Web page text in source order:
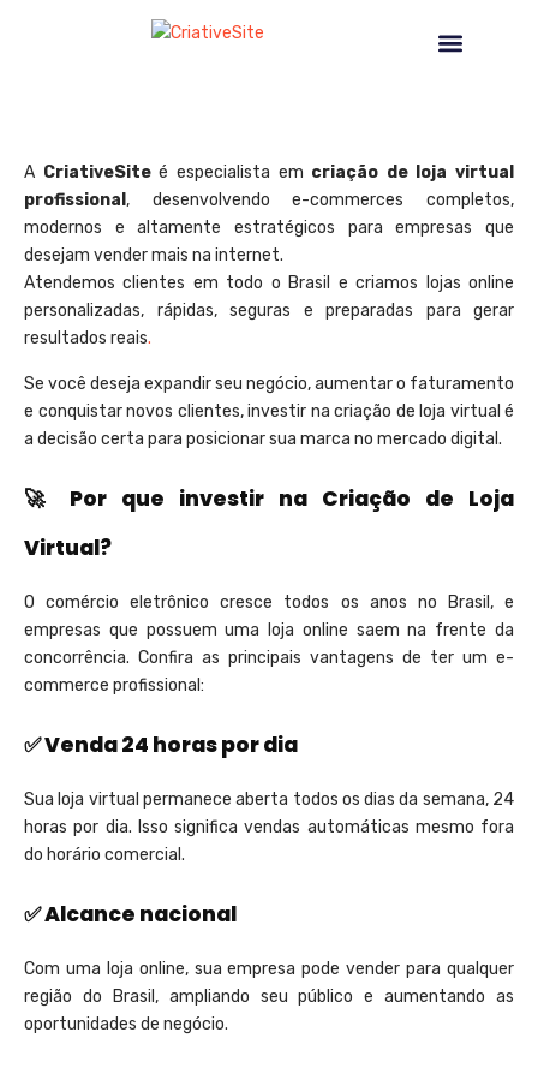
A CriativeSiteé especialista em criação de loja virtual
profissional , desenvolvendo e-commerces completos,
modernos e altamente estratégicos para empresas que
desejam vender mais na internet.
Atendemos clientes em todo o Brasil e criamos lojas online
personalizadas, rápidas, seguras e preparadas para gerar
resultados reais.
Se você deseja expandir seu negócio, aumentar o faturamento
e conquistar novos clientes, investir na criação de loja virtual é
a decisão certa para posicionar sua marca no mercado digital.
🚀 Por que investir na Criação de Loja
Virtual?
O comércio eletrônico cresce todos os anos no Brasil, e
empresas que possuem uma loja online saem na frente da
concorrência. Confira as principais vantagens de ter um e-
commerce profissional:
✅ Venda 24 horas por dia
Sua loja virtual permanece aberta todos os dias da semana, 24
horas por dia. Isso significa vendas automáticas mesmo fora
do horário comercial.
✅ Alcance nacional
Com uma loja online, sua empresa pode vender para qualquer
região do Brasil, ampliando seu público e aumentando as
oportunidades de negócio.